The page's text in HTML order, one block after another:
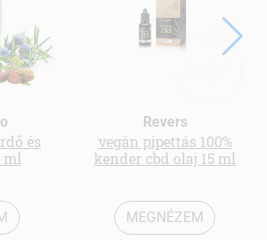
és
ml
Revers
vegán pipettás 100%
kender cbd olaj 15 ml
MEGNÉZEM